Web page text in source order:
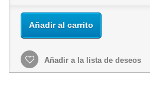
Añadir al carrito
Añadir a la lista de deseos